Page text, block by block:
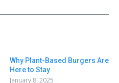
Why Plant-Based Burgers Are
Here to Stay
January 8, 2025